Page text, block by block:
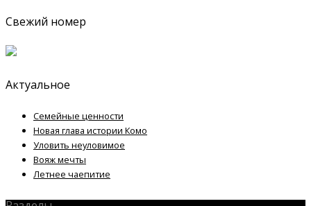
Свежий номер
Актуальное
Семейные ценности
Новая глава истории Комо
Уловить неуловимое
Вояж мечты
Летнее чаепитие